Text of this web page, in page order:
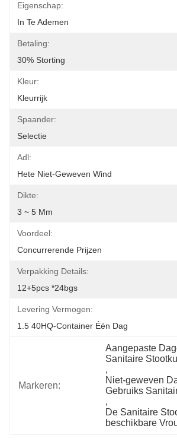
Eigenschap:
In Te Ademen
Betaling:
30% Storting
Kleur:
Kleurrijk
Spaander:
Selectie
Adl:
Hete Niet-Geweven Wind
Dikte:
3 ~ 5 Mm
Voordeel:
Concurrerende Prijzen
Verpakking Details:
12+5pcs *24bgs
Levering Vermogen:
1.5 40HQ-Container Één Dag
Markeren:
Aangepaste
Sanitaire
,
Niet-geweven
Gebruiks
,
De Sanitaire
beschikbare